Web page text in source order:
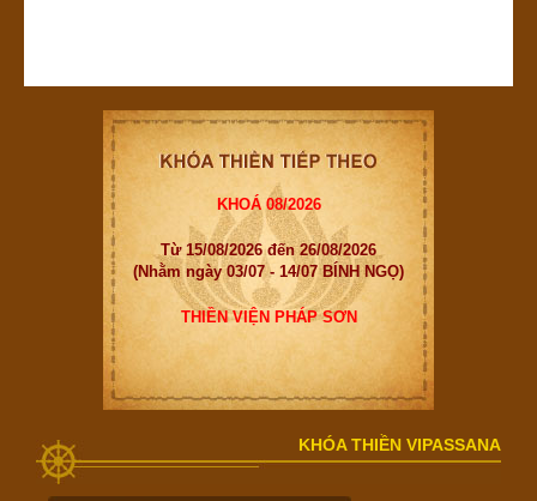
KHOÁ 08/2026
Từ 15/08/2026 đến 26/08/2026
(Nhằm ngày 03/07 - 14/07 BÍNH NGỌ)
THIỀN VIỆN PHÁP SƠN
KHÓA THIỀN VIPASSANA